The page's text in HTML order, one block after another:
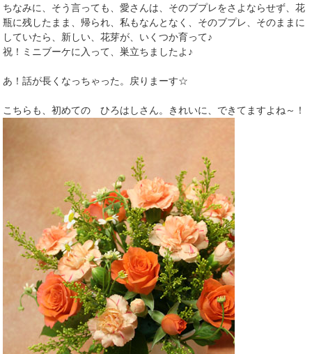
ちなみに、そう言っても、愛さんは、そのブプレをさよならせず、花
瓶に残したまま、帰られ、私もなんとなく、そのブプレ、そのままに
していたら、新しい、花芽が、いくつか育って♪
祝！ミニブーケに入って、巣立ちましたよ♪
あ！話が長くなっちゃった。戻りまーす☆
こちらも、初めての ひろはしさん。きれいに、できてますよね～！